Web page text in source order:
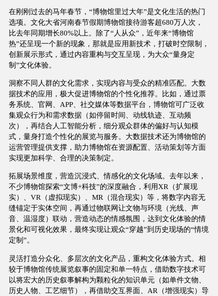
在刚刚过去的马年春节，“博物馆里过大年”是文化生活的热门
选项。文化大省河南春节假期博物馆接待游客超680万人次，
比去年同期增长80%以上。除了“人从众”，近年来“博物馆
热”还呈现一个新的现象，那就是应用新技术，打破时空限制，
创新展示形式，通过内容重构与交互呈现，为大众“量身定
制”文化体验。
洞察不同人群的文化需求，实现内容与受众的精准匹配。大数
据技术的应用，极大促进博物馆的个性化推荐。比如，通过票
务系统、官网、APP、社交媒体等数据平台，博物馆可广泛收
集观众行为和需求数据（如停留时间、动线轨迹、互动频
次），再结合人工智能分析，细分观众群体的偏好与认知模
式，量身打造个性化的展览与服务。大数据技术还为博物馆的
运营管理提供支撑，助力博物馆在资源配置、活动策划等方面
实现更加科学、合理的决策制定。
拓展场景维度，营造沉浸式、情感化的文化场域。去年以来，
不少博物馆探索“文博+科技”的深度融合，利用XR（扩展现
实）、VR（虚拟现实）、MR（混合现实）等，将数字内容无
缝锚定于实体空间，再通过物联网让文物与环境（光线、声
音、温湿度）联动，营造动态的情感氛围，达到文化体验的情
景化和可视化效果，最终实现让观众“穿越”到历史现场的“情境
定制”。
灵活打造分众化、多层次的文化产品，重构文化体验方式。相
较于博物馆传统展览叙事的固定和单一特点，借助数字技术可
以将宏大的历史叙事解构为颗粒化的知识单元（如单件文物、
历史人物、工艺细节），再借助交互界面、AR（增强现实）导